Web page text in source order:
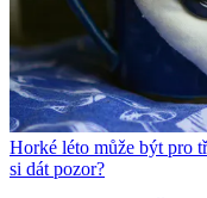
Horké léto může být pro
si dát pozor?